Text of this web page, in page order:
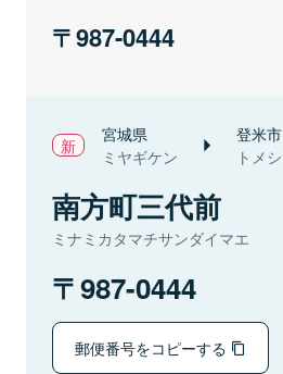
987-0444
宮城県
ミヤギケン
登米市
トメシ
南方町三代前
ミナミカタマチサンダイマエ
987-0444
郵便番号をコピーする